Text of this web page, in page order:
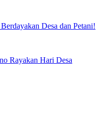
Desa dan Petani!
Rayakan Hari Desa